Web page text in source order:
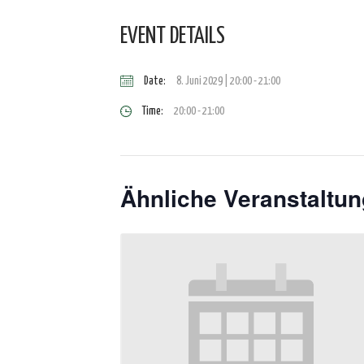
EVENT DETAILS
Date: 8. Juni 2029 | 20:00-21:00
Time: 20:00 - 21:00
Ähnliche